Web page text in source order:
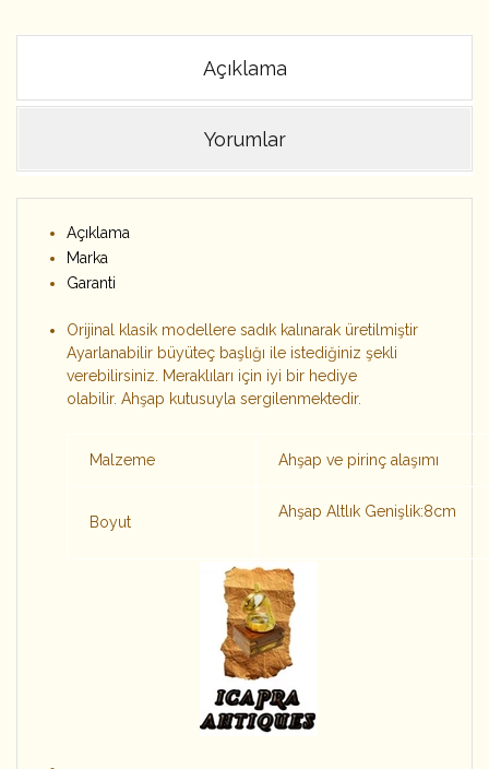
Açıklama
Yorumlar
Açıklama
Marka
Garanti
Orijinal klasik modellere sadık kalınarak üretilmiştir
Ayarlanabilir büyüteç başlığı ile istediğiniz şekli
verebilirsiniz. Meraklıları için iyi bir hediye
olabilir. Ahşap kutusuyla sergilenmektedir.
Malzeme Ahşap ve pirinç alaşımı
Boyut
Ahşap Altlık Genişlik:8cm